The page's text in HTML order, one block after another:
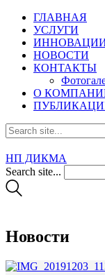
ГЛАВНАЯ
УСЛУГИ
НОВОСТИ
КОНТАКТЫ
О
НП ДИКМА
Search site...
Новости